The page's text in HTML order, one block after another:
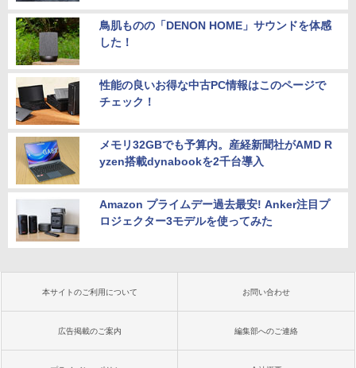
鳥肌ものの「DENON HOME」サウンドを体感
した！
性能の良いお得な中古PC情報はこのページで
チェック！
メモリ32GBでも予算内。産経新聞社がAMD R
yzen搭載dynabookを2千台導入
Amazon プライムデー過去最安! Anker注目プ
ロジェクター3モデルを使ってみた
本サイトのご利用について お問い合わせ
広告掲載のご案内 編集部へのご連絡